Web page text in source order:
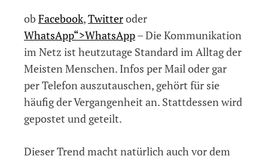
soziale
ob Facebook,Twitteroder
WhatsApp“>WhatsApp– Die Kommunikation
im Netz ist heutzutage Standard im Alltag der
Meisten Menschen. Infos per Mail oder gar
per Telefon auszutauschen, gehört für sie
häufig der Vergangenheit an. Stattdessen wird
gepostet und geteilt.
Dieser Trend macht natürlich auch vor dem